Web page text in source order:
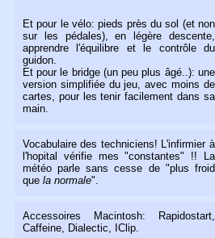
Et pour le vélo: pieds près du sol (et non
sur les pédales), en légère descente,
apprendre l'équilibre et le contrôle du
guidon.
Et pour le bridge (un peu plus âgé..): une
version simplifiée du jeu, avec moins de
cartes, pour les tenir facilement dans sa
main.
Vocabulaire des techniciens! L'infirmier à
l'hopital vérifie mes "constantes" !! La
météo parle sans cesse de "plus froid
que la normale".
Accessoires Macintosh: Rapidostart,
Caffeine, Dialectic, IClip.